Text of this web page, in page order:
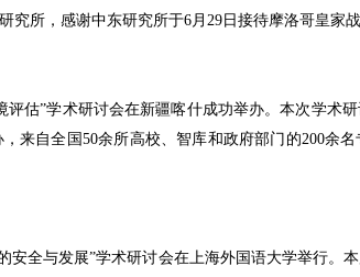
究所，感谢中东研究所于6月 29 日接待摩洛哥皇家
评估”学术研讨会在新疆喀什成功举办。本次学术
来自全国50余所高校、智库和政府部门的200余名
安全与发展”学术研讨会在上海外国语大学举行。